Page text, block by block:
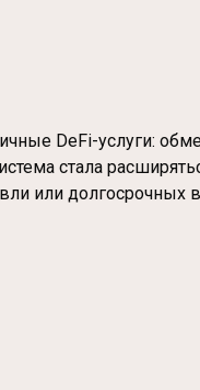
DeFi-услуги:
стала
или долгосрочных